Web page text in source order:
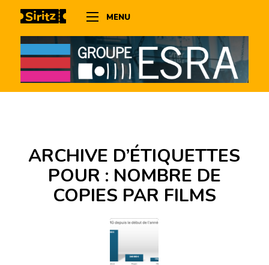
MENU
ARCHIVE D’ÉTIQUETTES
POUR : NOMBRE DE
COPIES PAR FILMS